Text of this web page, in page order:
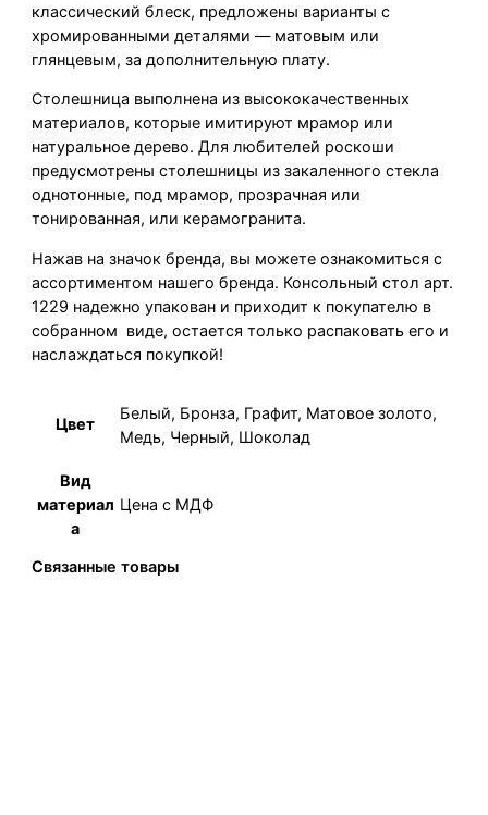
классический блеск, предложены варианты с
хромированными деталями — матовым или
глянцевым, за дополнительную плату.
Столешница выполнена из высококачественных
материалов, которые имитируют мрамор или
натуральное дерево. Для любителей роскоши
предусмотрены столешницы из закаленного стекла
однотонные, под мрамор, прозрачная или
тонированная, или керамогранита.
Нажав на значок бренда, вы можете ознакомиться с
ассортиментом нашего бренда. Консольный стол арт.
1229 надежно упакован и приходит к покупателю в
собранном виде, остается только распаковать его и
наслаждаться покупкой!
Цвет
Белый, Бронза, Графит, Матовое золото,
Медь, Черный, Шоколад
Вид
материал
а
Цена с МДФ
Связанные товары